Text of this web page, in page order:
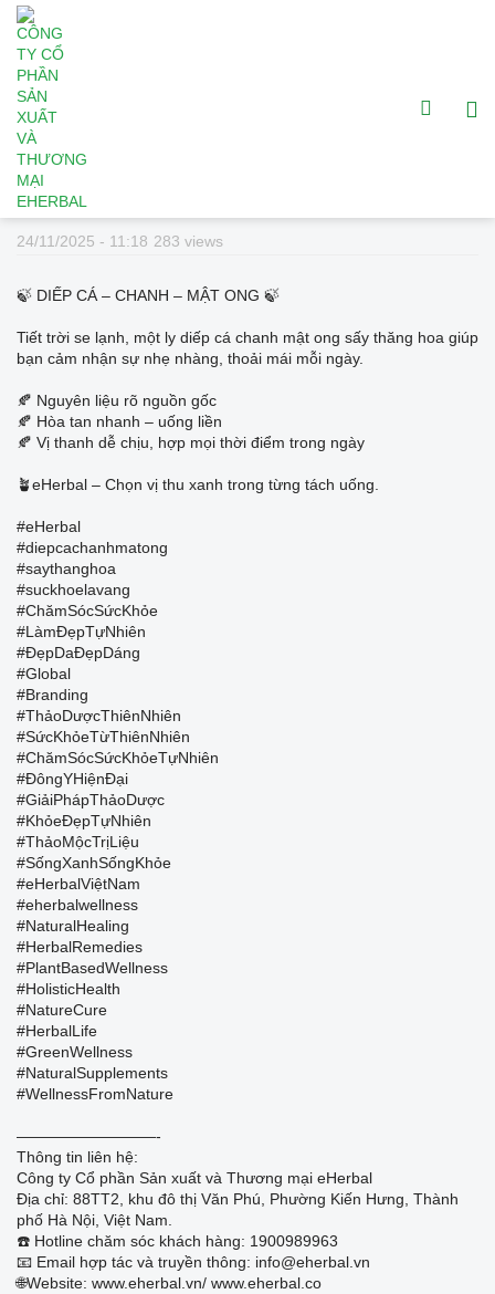
🍃 DIẾP CÁ – CHANH – MẬT ONG 🍃
24/11/2025 - 11:18 283 views
🍃 DIẾP CÁ – CHANH – MẬT ONG 🍃
Tiết trời se lạnh, một ly diếp cá chanh mật ong sấy thăng hoa giúp
bạn cảm nhận sự nhẹ nhàng, thoải mái mỗi ngày.
🍂 Nguyên liệu rõ nguồn gốc
🍂 Hòa tan nhanh – uống liền
🍂 Vị thanh dễ chịu, hợp mọi thời điểm trong ngày
🪴eHerbal – Chọn vị thu xanh trong từng tách uống.
#eHerbal
#diepcachanhmatong
#saythanghoa
#suckhoelavang
#ChămSócSứcKhỏe
#LàmĐẹpTựNhiên
#ĐẹpDaĐẹpDáng
#Global
#Branding
#ThảoDượcThiênNhiên
#SứcKhỏeTừThiênNhiên
#ChămSócSứcKhỏeTựNhiên
#ĐôngYHiệnĐại
#GiảiPhápThảoDược
#KhỏeĐẹpTựNhiên
#ThảoMộcTrịLiệu
#SốngXanhSốngKhỏe
#eHerbalViệtNam
#eherbalwellness
#NaturalHealing
#HerbalRemedies
#PlantBasedWellness
#HolisticHealth
#NatureCure
#HerbalLife
#GreenWellness
#NaturalSupplements
#WellnessFromNature
—————————-
Thông tin liên hệ:
Công ty Cổ phần Sản xuất và Thương mại eHerbal
Địa chỉ: 88TT2, khu đô thị Văn Phú, Phường Kiến Hưng, Thành
phố Hà Nội, Việt Nam.
☎️ Hotline chăm sóc khách hàng: 1900989963
📧 Email hợp tác và truyền thông: info@eherbal.vn
🌐Website: www.eherbal.vn/ www.eherbal.co